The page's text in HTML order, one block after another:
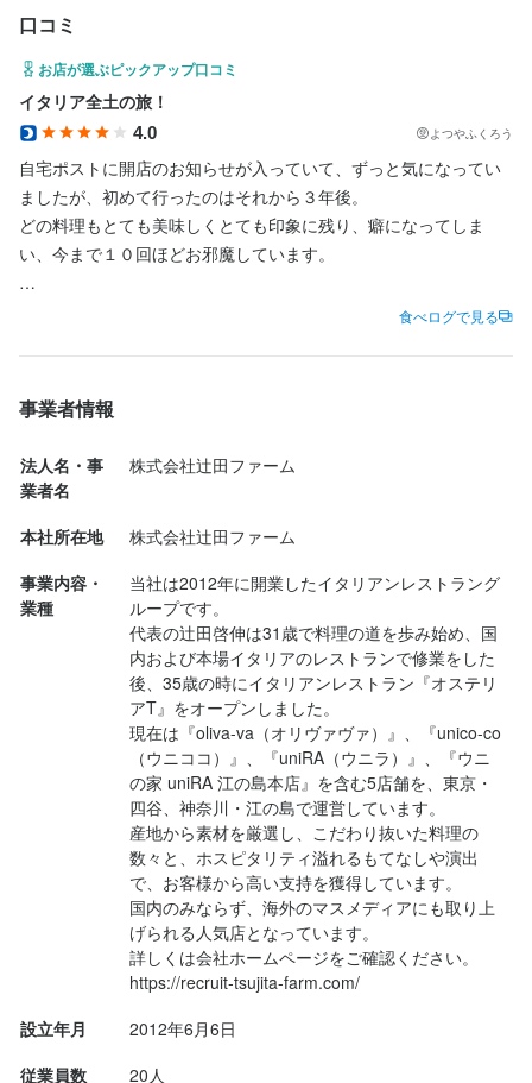
口コミ
お店が選ぶピックアップ口コミ
イタリア全土の旅！
4.0 よつやふくろう
自宅ポストに開店のお知らせが入っていて、ずっと気になってい
ましたが、初めて行ったのはそれから３年後。
どの料理もとても美味しくとても印象に残り、癖になってしま
い、今まで１０回ほどお邪魔しています。
当初は店長の辻田さんお一人で全部やっていましたが、２０１５
６種類で一人１万円（税・サ別）、というコースでしたが、
現在は、コース３種類（７０００～１５０００）、コースに合わ
せたグラスワイン６杯５５００円、アラカルト、という形になり
ました。
コースで全部ワインをつけた場合、従前よりもお値段があがって
従前が余りにお買い得過ぎたのが普通になっただけ、ということ
ではありますが。
日付が変わっても食事ができ...
食べログで見る
事業者情報
法人名・事
業者名
株式会社辻田ファーム
本社所在地
株式会社辻田ファーム
事業内容・
業種
当社は2012年に開業したイタリアンレストラング
ループです。
代表の辻田啓伸は31歳で料理の道を歩み始め、国
内および本場イタリアのレストランで修業をした
後、35歳の時にイタリアンレストラン『オステリ
アT』をオープンしました。
現在は『oliva-va（オリヴァヴァ）』、『unico-co
（ウニココ）』、『uniRA（ウニラ）』、『ウニ
の家 uniRA 江の島本店』を含む5店舗を、東京・
四谷、神奈川・江の島で運営しています。
産地から素材を厳選し、こだわり抜いた料理の
数々と、ホスピタリティ溢れるもてなしや演出
で、お客様から高い支持を獲得しています。
国内のみならず、海外のマスメディアにも取り上
げられる人気店となっています。
詳しくは会社ホームページをご確認ください。
https://recruit-tsujita-farm.com/
設立年月
2012年6月6日
従業員数
20人
◆ソムリエを目指している方
◆自分を変えたい方
◆ホスピタリティがある接客が出来る方
◆エンターテイナーになりたい方
◆謙虚でポジティブに明るく接客できる方
選考の流れ
名前や連絡先など数項目の入力のみで応募が完了します。
選考について、後ほど担当よりご連絡いたします。
日程調整の上、代表辻田とのお電話の面接1回
直接お会いしての面接1回 ※前後で適正検査あり
選考結果通知
気になる点、ご質問等ございましたら、お気軽に下記までお問合
メールアドレス：tsujita.farm@gmail.com
電話番号:03-3356-0266
お店の採用担当者からのメッセージ
【オーナーからのメッセージ】
私は20代、がむしゃらに働き、資金を貯め、本格イタリアンとい
う分野に自己投資も含めて多くの時間とお金を費やしてきまし
関西にある有名な調理専門学校で調理スキルを学びながら、食べ
歩きやコンクールへの参加など、月50軒以上を食べ歩き、自己研
鑽に費やしました。
↓
↓
直接お会いしての面接1回 ※前後で適正検査あり
選考結果通知
2週間程度
気になる点、ご質問等ございましたら、お気軽に下記までお問合
担当：辻田
【オーナーからのメッセージ】
う分野に自己投資も含めて多くの時間とお金を費やしてきまし
た。
関西にある有名な調理専門学校で調理スキルを学びながら、食べ
歩きやコンクールへの参加など、月50軒以上を食べ歩き、自己研
鑽に費やしました。
卒業後はイタリアンレストランで修行をし、長期でイタリアへ渡
り、3カ月で124軒のイタリアンレストランを巡り、料理やワイン
を学びました。
また、ワインやチーズ、農園のスクールに通い、最近も従業員を
連れてイタリアへ食文化の研修に行くなど、成長には投資を惜し
こうした経験から、夢を叶えるためには準備資金や自己投資が必
要だと実感しています。
また、経営者への道は孤独な戦いです。
その際、相談でき、信頼できる「師匠」の存在がいれば心強いと
いますので、若い方でも「資金」を貯めることができます。
そして、私が絶対に裏切らない「師」となれる自信があります。
◆自分を変えたい方
◆ホスピタリティがある接客が出来る方
◆エンターテイナーになりたい方
◆ポジティブに明るく接客できる方
◆責任感を持って仕事を出来る方
選考の流れ
名前や連絡先など数項目の入力のみで応募が完了します。
↓
↓
直接お会いしての面接1回 ※前後で適正検査あり
2週間程度
気になる点、ご質問等ございましたら、お気軽に下記までお問合
メールアドレス：tsujita.farm@gmail.com
電話番号:03-3356-0266
お店の採用担当者からのメッセージ
【オーナーからのメッセージ】
私は20代、がむしゃらに働き、資金を貯め、本格イタリアンとい
う分野に自己投資も含めて多くの時間とお金を費やしてきまし
歩きやコンクールへの参加など、月50軒以上を食べ歩き、自己研
名前や連絡先など数項目の入力のみで応募が完了します。
選考について、後ほど担当よりご連絡いたします。
↓
日程調整の上、代表辻田とのお電話の面接1回
↓
直接お会いしての面接1回 ※前後で適正検査あり
選考結果通知
2週間程度
気になる点、ご質問等ございましたら、お気軽に下記までお問合
電話番号:03-3356-0266
担当：辻田
会社の軸となってくれるメンバーを募集しています。
飲食経験者である必要はありません、他業界からの応募大歓迎で
「誰にも負けないこんな特技がある！」「こんなスキルを持った
スペシャリストだ！」
どんどんアピールしてください♪
現在、3店舗運営しているあなたにとってなんでもできる環境をご
用意しています。
得意を活かして一緒に楽しく働きましょう★
ご応募お待ちしております。
店名
オステリア T
日程調整の上、代表辻田とのお電話の面接1回
↓
直接お会いしての面接1回 ※前後で適正検査あり
選考結果通知
2週間程度
気になる点、ご質問等ございましたら、お気軽に下記までお問合
せください。
メールアドレス：tsujita.farm@gmail.com
★☆　最後にオーナーより　☆★
会社の軸となってくれるメンバーを募集しています。
飲食経験者である必要はありません、他業界からの応募大歓迎で
「誰にも負けないこんな特技がある！」「こんなスキルを持った
スペシャリストだ！」
どんどんアピールしてください♪
現在、3店舗運営しているあなたにとってなんでもできる環境をご
用意しています。
得意を活かして一緒に楽しく働きましょう★
ご応募お待ちしております。
勤務地
日程調整の上、代表辻田とのお電話の面接1回
↓
直接お会いしての面接1回 ※前後で適正検査あり
選考結果通知
2週間程度
気になる点、ご質問等ございましたら、お気軽に下記までお問合
せください。
メールアドレス：tsujita.farm@gmail.com
お店の採用担当者からのメッセージ
【オーナーからのメッセージ】
私は20代、がむしゃらに働き、資金を貯め、本格イタリアンとい
う分野に自己投資も含めて多くの時間とお金を費やしてきまし
関西にある有名な調理専門学校で調理スキルを学びながら、食べ
歩きやコンクールへの参加など、月50軒以上を食べ歩き、自己研
鑽に費やしました。
卒業後はイタリアンレストランで修行をし、長期でイタリアへ渡
り、3カ月で124軒のイタリアンレストランを巡り、料理やワイン
を学びました。
また、ワインやチーズ、農園のスクールに通い、最近も従業員を
連れてイタリアへ食文化の研修に行くなど、成長には投資を惜し
こうした経験から、夢を叶えるためには準備資金や自己投資が必
要だと実感しています。
また、経営者への道は孤独な戦いです。
その際、相談でき、信頼できる「師匠」の存在がいれば心強いと
当社では、頑張っている社員を正当に評価し、待遇も充実させて
いますので、若い方でも「資金」を貯めることができます。
そして、私が絶対に裏切らない「師」となれる自信があります。
大きな何かを得るためには、何かを捨てる覚悟も必要です。
◆「謙虚でポジティブに明るく」を意識した接客ができる方
◆イタリア料理もワインも勉強したい方
◆食への探究、学びを楽しみ、成長したい方
◆ソムリエを目指している方
選考の流れ
最後までお読みいただきありがとうございます。
＜応募ボタンからWEBエントリー24時間受付中！＞
名前や連絡先など数項目の入力のみで応募が完了します。
↓
↓
直接お会いしての面接1回 ※前後で適正検査あり
2週間程度
気になる点、ご質問等ございましたら、お気軽に下記までお問合
メールアドレス：tsujita.farm@gmail.com
電話番号:03-3356-0266
お店の採用担当者からのメッセージ
★☆　最後にオーナーより　☆★
お店の軸となってくれるメンバーを募集しています。
飲食経験者である必要はありません、他業界からの応募大歓迎で
「誰にも負けないこんな特技がある！」「こんなスキルを持った
スペシャリストだ！」
◆食への探究、学びを楽しみ、成長したい方
◆ホスピタリティをもって勤務できる方
◆エンターテイナーになりたい方
◆「謙虚でポジティブに明るく」を意識して対応ができる方
選考の流れ
最後までお読みいただきありがとうございます。
＜応募ボタンからWEBエントリー24時間受付中！＞
↓
↓
直接お会いしての面接1回 ※前後で適正検査あり
選考結果通知
2週間程度
気になる点、ご質問等ございましたら、お気軽に下記までお問合
メールアドレス：tsujita.farm@gmail.com
電話番号:03-3356-0266
お店の採用担当者からのメッセージ
★☆　最後にオーナーより　☆★
お店の軸となってくれるメンバーを募集しています。
飲食経験者である必要はありません、他業界からの応募大歓迎で
「誰にも負けないこんな特技がある！」「こんなスキルを持った
スペシャリストだ！」
どんどんアピールしてください♪
現在、3店舗を運営しており、あなたのやってみたいことになんで
未経験OK
【以下の方大歓迎】
◆イタリア料理もワインも勉強したい方
◆食への探究、学びを楽しみ、成長したい方
◆ソムリエを目指している方
◆ホスピタリティをもって勤務できる方
◆エンターテイナーになりたい方
＜応募ボタンからWEBエントリー24時間受付中！＞
名前や連絡先など数項目の入力のみで応募が完了します。
↓
日程調整の上、代表辻田とのお電話の面接1回
↓
直接お会いしての面接1回 ※前後で適正検査あり
気になる点、ご質問等ございましたら、お気軽に下記までお問合
メールアドレス：tsujita.farm@gmail.com
電話番号:03-3356-0266
お店の採用担当者からのメッセージ
★☆　最後にオーナーより　☆★
飲食経験者である必要はありません、他業界からの応募大歓迎で